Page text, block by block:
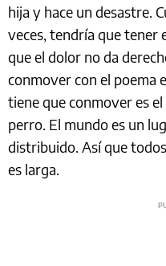
hija y hace un desastre.
veces, tendría que tener
que el dolor no da
conmover con el poema
tiene que conmover es
perro. El mundo es un
distribuido. Así que
es larga.